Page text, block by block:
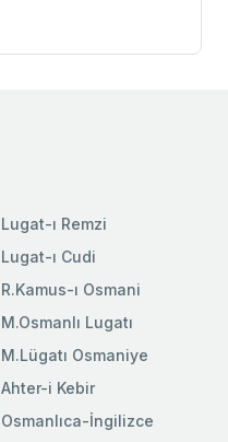
Lugat-ı Remzi
Lugat-ı Cudi
R.Kamus-ı Osmani
M.Osmanlı Lugatı
M.Lügatı Osmaniye
Ahter-i Kebir
Osmanlıca-İngilizce